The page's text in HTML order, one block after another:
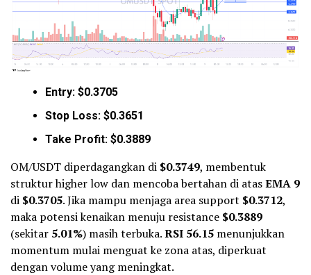
Entry: $0.3705
Stop Loss: $0.3651
Take Profit: $0.3889
OM/USDT diperdagangkan di $0.3749, membentuk
struktur higher low dan mencoba bertahan di atasEMA 9
di $0.3705. Jika mampu menjaga area support $0.3712,
maka potensi kenaikan menuju resistance $0.3889
(sekitar 5.01%) masih terbuka.RSI 56.15 menunjukkan
momentum mulai menguat ke zona atas, diperkuat
dengan volume yang meningkat.